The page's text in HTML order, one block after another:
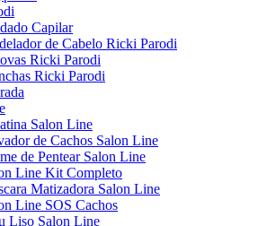
Capilar
de Cabelo Ricki Parodi
Ricki Parodi
Ricki Parodi
Salon Line
de Cachos Salon Line
de Pentear Salon Line
Line Kit Completo
Matizadora Salon Line
Line SOS Cachos
Liso Salon Line